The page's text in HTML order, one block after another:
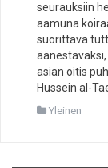
seurauksiin
aamuna
suorittava
asian oitis
Hussein al-
Yleinen